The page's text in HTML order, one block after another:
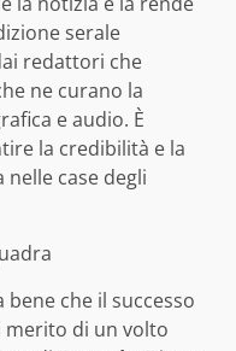
serale
redattori che
ne curano la
e audio. È
la credibilità e la
case degli
bene che il successo
merito di un volto